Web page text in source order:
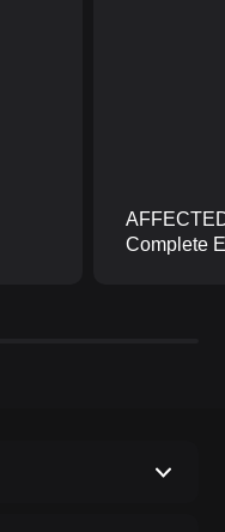
Complete